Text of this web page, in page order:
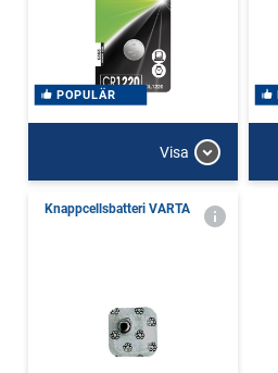
POPULÄR
Visa
Knappcellsbatteri VARTA